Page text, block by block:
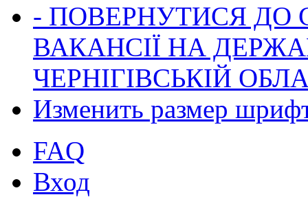
- ПОВЕРНУТИСЯ ДО
ВАКАНСІЇ НА
ЧЕРНІГІВСЬКІЙ
Изменить размер
FAQ
Вход